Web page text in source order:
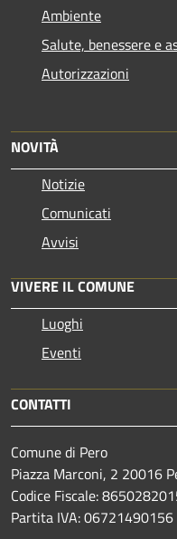
Ambiente
Salute, benessere e
Autorizzazioni
NOVITÀ
Notizie
Comunicati
Avvisi
VIVERE IL COMUNE
Luoghi
Eventi
CONTATTI
Comune di Pero
Piazza Marconi, 2 20016
Codice Fiscale:
Partita IVA: 06721490156